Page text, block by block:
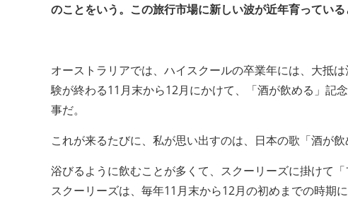
のことをいう。この旅行市場に新しい波が近年育っている
オーストラリアでは、ハイスクールの卒業年には、大抵
験が終わる11月末から12月にかけて、「酒が飲める」記
事だ。
これが来るたびに、私が思い出すのは、日本の歌「酒が飲
浴びるように飲むことが多くて、スクーリーズに掛けて
スクーリーズは、毎年11月末から12月の初めまでの時期